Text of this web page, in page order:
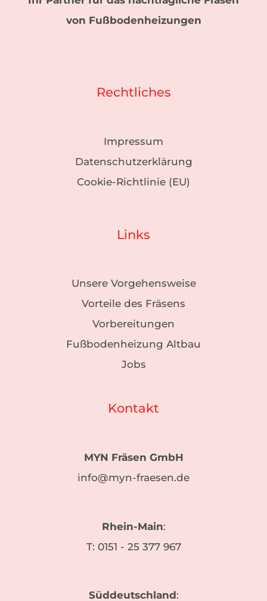
von Fußbodenheizungen
Rechtliches
Impressum
Datenschutzerklärung
Cookie-Richtlinie (EU)
Links
Unsere Vorgehensweise
Vorteile des Fräsens
Vorbereitungen
Fußbodenheizung Altbau
Jobs
Kontakt
MYN Fräsen GmbH
info@myn-fraesen.de
Rhein-Main:
T: 0151 - 25 377 967
Süddeutschland: